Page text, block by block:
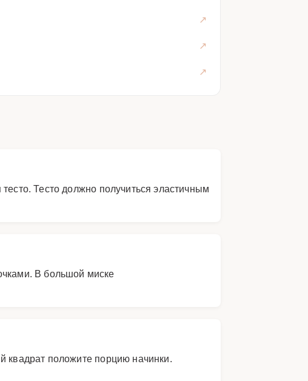
Тесто должно получиться эластичным
В большой миске
квадрат положите порцию начинки.